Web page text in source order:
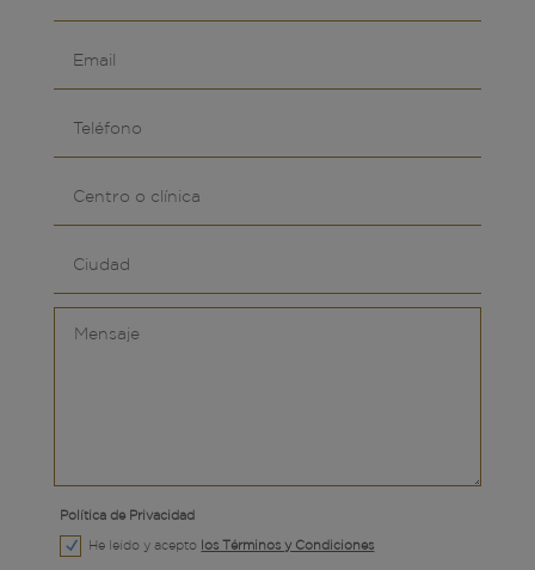
Política de Privacidad
He leído y acepto los Términos y Condiciones